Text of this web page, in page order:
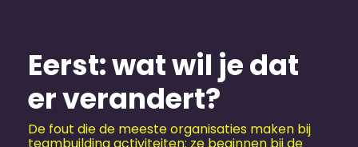
Eerst: wat wil je dat
er verandert?
De fout die de meeste organisaties maken bij
teambuilding activiteiten: ze beginnen bij de